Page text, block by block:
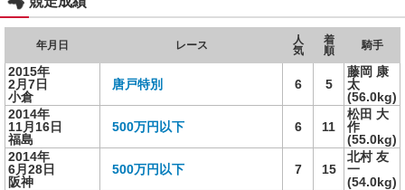
年月日 レース
人
気
着
順
騎手
2015年
2月7日
小倉
唐戸特別 6 5
藤岡 康
太
(56.0kg)
2014年
11月16日
福島
500万円以下 6 11
松田 大
作
(55.0kg)
2014年
6月28日
阪神
500万円以下 7 15
北村 友
一
(54.0kg)